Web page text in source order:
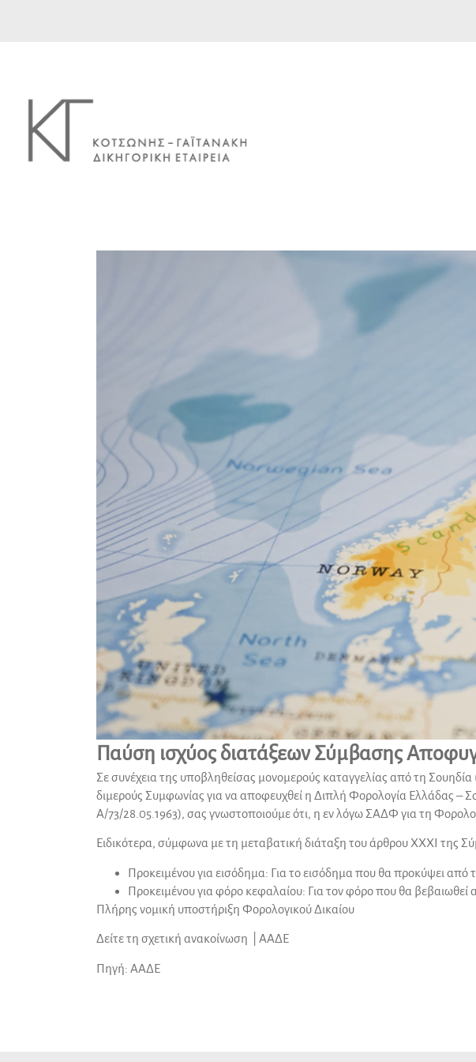
Παύση ισχύος διατάξεων Σύμβασης
Σε συνέχεια της υποβληθείσας μονομερούς καταγγελίας από τη
διμερούς Συμφωνίας για να αποφευχθεί η Διπλή Φορολογία Ελλάδας
Α/73/28.05.1963), σας γνωστοποιούμε ότι, η εν λόγω ΣΑΔΦ για τη
Ειδικότερα, σύμφωνα με τη μεταβατική διάταξη του άρθρου ΧΧΧΙ της
Προκειμένου για εισόδημα: Για το εισόδημα που θα προκύψει από
Προκειμένου για φόρο κεφαλαίου: Για τον φόρο που θα βεβαιωθεί
Πλήρης νομική υποστήριξη Φορολογικού Δικαίου
Δείτε τη σχετική ανακοίνωση | ΑΑΔΕ
Πηγή: ΑΑΔΕ